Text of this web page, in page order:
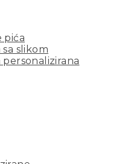
pića
slikom